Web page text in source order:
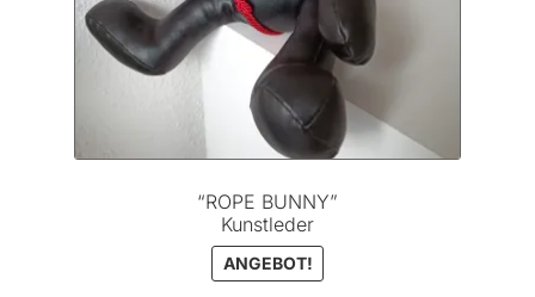
“ROPE BUNNY”
Kunstleder
ANGEBOT!